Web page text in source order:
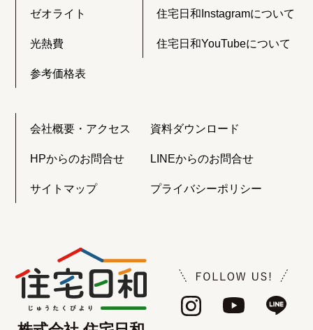
ゼオライト
光熱費
参考価格表
住宅日和Instagramについて
住宅日和YouTubeについて
会社概要・アクセス 資料ダウンロード
HPからのお問合せ LINEからのお問合せ
サイトマップ プライバシーポリシー